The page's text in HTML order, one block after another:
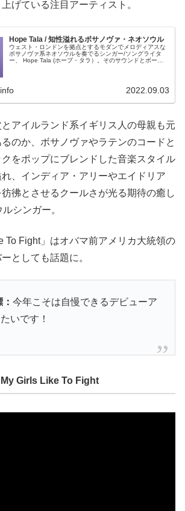
げている注目アーティスト。
Hope Tala / 知性溢れるボサノヴァ・ネオソウル
ウェスト・ロンドンを拠点とするモダンでメロディアスな
ボサノヴァ系ネオソウルを奏でるシンガー/ソングライタ
ー、 Hope Tala (ホープ・タラ）。そのサウンドとボーカ
2022.09.03
アイルランド系イギリス人の母親も元
のか、ボサノヴァやラテンのコードと
をポップにブレンドした音楽スタイル
、インディア・アリーやエイドリア
彿とさせるクールさが光る期待の癒し
シンガー。
To Fight」はオバマ前アメリカ大統領の
としても話題に。
今年こそは自慢できるデビューア
いです！
Girls Like To Fight